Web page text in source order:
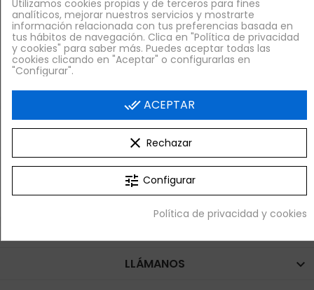
 ¡AL CARRITO!  ¡AL CARRITO!
Volver arriba
Nuestras Landings
LLÁMANOS 
Utilizamos cookies propias y de terceros para fines
analíticos, mejorar nuestros servicios y mostrarte
información relacionada con tus preferencias basada en
tus hábitos de navegación. Clica en "Política de privacidad
y cookies" para saber más. Puedes aceptar todas las
cookies clicando en "Aceptar" o configurarlas en
"Configurar".
done_all ACEPTAR
clear Rechazar
tune Configurar
Política de privacidad y cookies